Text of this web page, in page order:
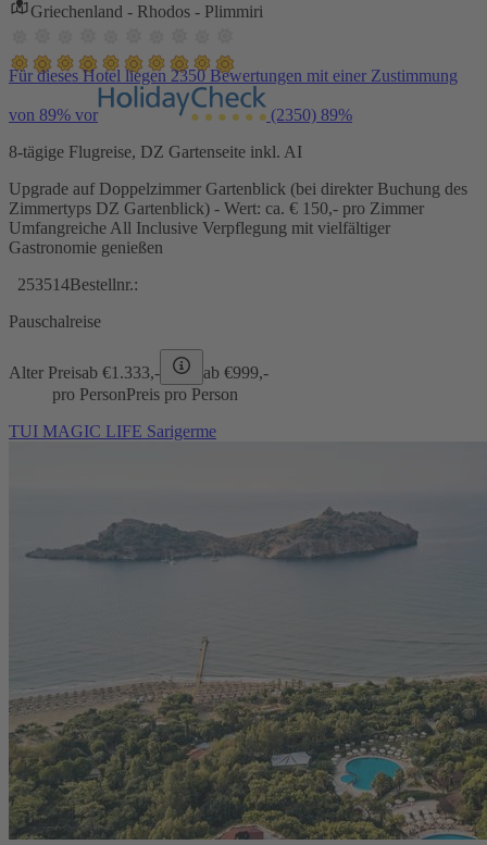
Griechenland - Rhodos - Plimmiri
Für dieses Hotel liegen 2350 Bewertungen mit einer Zustimmung
von 89% vor (2350) 89%
8-tägige Flugreise, DZ Gartenseite inkl. AI
Upgrade auf Doppelzimmer Gartenblick (bei direkter Buchung des
Zimmertyps DZ Gartenblick) - Wert: ca. € 150,- pro Zimmer
Umfangreiche All Inclusive Verpflegung mit vielfältiger
Gastronomie genießen
253514Bestellnr.:
Pauschalreise
Alter Preisab €1.333,- ab €999,-
pro PersonPreis pro Person
TUI MAGIC LIFE Sarigerme